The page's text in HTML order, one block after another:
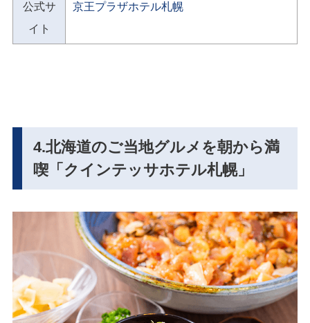
公式サ
イト
京王プラザホテル札幌
4.北海道のご当地グルメを朝から満
喫「クインテッサホテル札幌」